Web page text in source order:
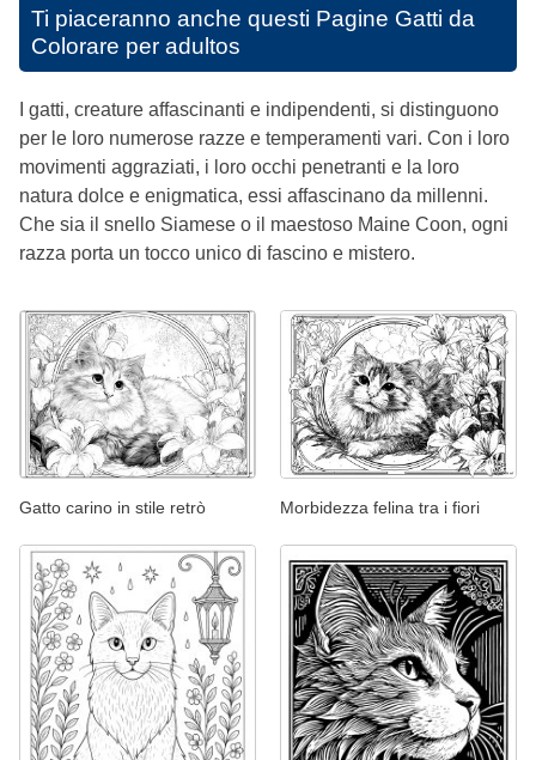
Ti piaceranno anche questi Pagine Gatti da
Colorare per adultos
I gatti, creature affascinanti e indipendenti, si distinguono
per le loro numerose razze e temperamenti vari. Con i loro
movimenti aggraziati, i loro occhi penetranti e la loro
natura dolce e enigmatica, essi affascinano da millenni.
Che sia il snello Siamese o il maestoso Maine Coon, ogni
razza porta un tocco unico di fascino e mistero.
Gatto carino in stile retrò Morbidezza felina tra i fiori